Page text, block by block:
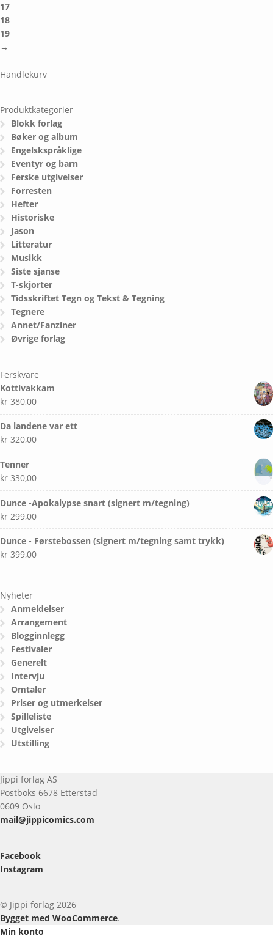
17
18
19
→
Handlekurv
Produktkategorier
Blokk forlag
Bøker og album
Engelskspråklige
Eventyr og barn
Ferske utgivelser
Forresten
Hefter
Historiske
Jason
Litteratur
Musikk
Siste sjanse
T-skjorter
Tidsskriftet Tegn og Tekst & Tegning
Tegnere
Annet/Fanziner
Øvrige forlag
Ferskvare
Kottivakkam
kr 380,00
Da landene var ett
kr 320,00
Tenner
kr 330,00
Dunce -Apokalypse snart (signert m/tegning)
kr 299,00
Dunce - Førstebossen (signert m/tegning samt trykk)
kr 399,00
Nyheter
Anmeldelser
Arrangement
Blogginnlegg
Festivaler
Generelt
Intervju
Omtaler
Priser og utmerkelser
Spilleliste
Utgivelser
Utstilling
Jippi forlag AS
Postboks 6678 Etterstad
0609 Oslo
mail@jippicomics.com
Facebook
Instagram
© Jippi forlag 2026
Bygget med WooCommerce.
Min konto